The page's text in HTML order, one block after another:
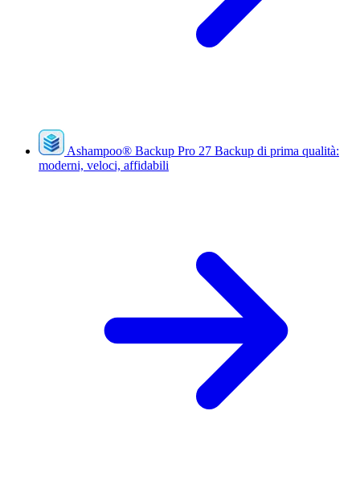
Ashampoo® Backup Pro 27 Backup di prima qualità:
moderni, veloci, affidabili